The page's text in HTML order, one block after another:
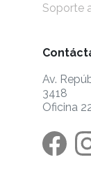
Soporte
Av.
3418
Oficina